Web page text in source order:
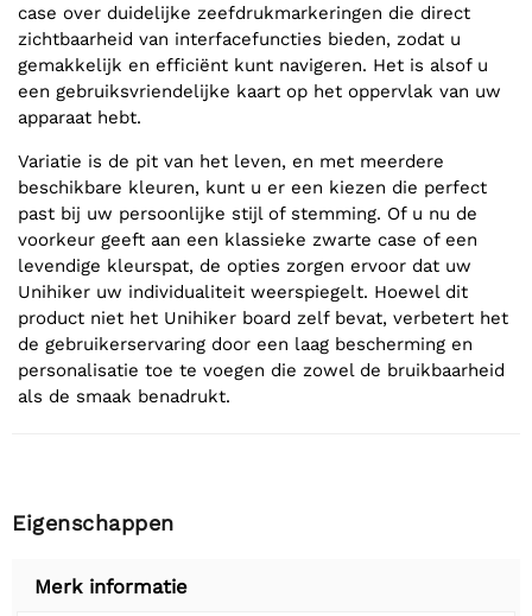
case over duidelijke zeefdrukmarkeringen die direct
zichtbaarheid van interfacefuncties bieden, zodat u
gemakkelijk en efficiënt kunt navigeren. Het is alsof u
een gebruiksvriendelijke kaart op het oppervlak van uw
apparaat hebt.
Variatie is de pit van het leven, en met meerdere
beschikbare kleuren, kunt u er een kiezen die perfect
past bij uw persoonlijke stijl of stemming. Of u nu de
voorkeur geeft aan een klassieke zwarte case of een
levendige kleurspat, de opties zorgen ervoor dat uw
Unihiker uw individualiteit weerspiegelt. Hoewel dit
product niet het Unihiker board zelf bevat, verbetert het
de gebruikerservaring door een laag bescherming en
personalisatie toe te voegen die zowel de bruikbaarheid
als de smaak benadrukt.
Eigenschappen
Merk informatie